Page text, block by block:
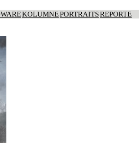
KOLUMNEPORTRAITSREPORTE